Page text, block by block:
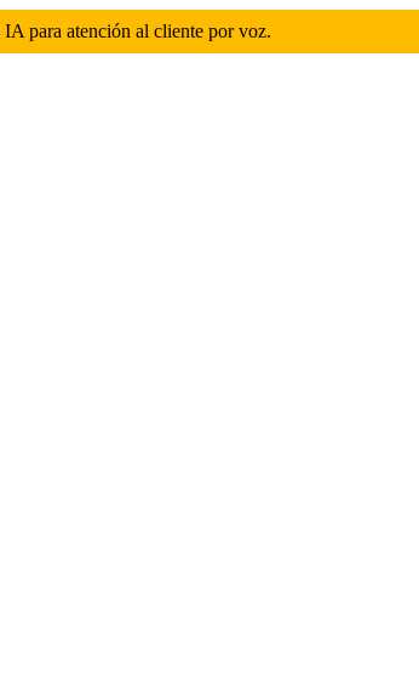
para atención al cliente por voz.